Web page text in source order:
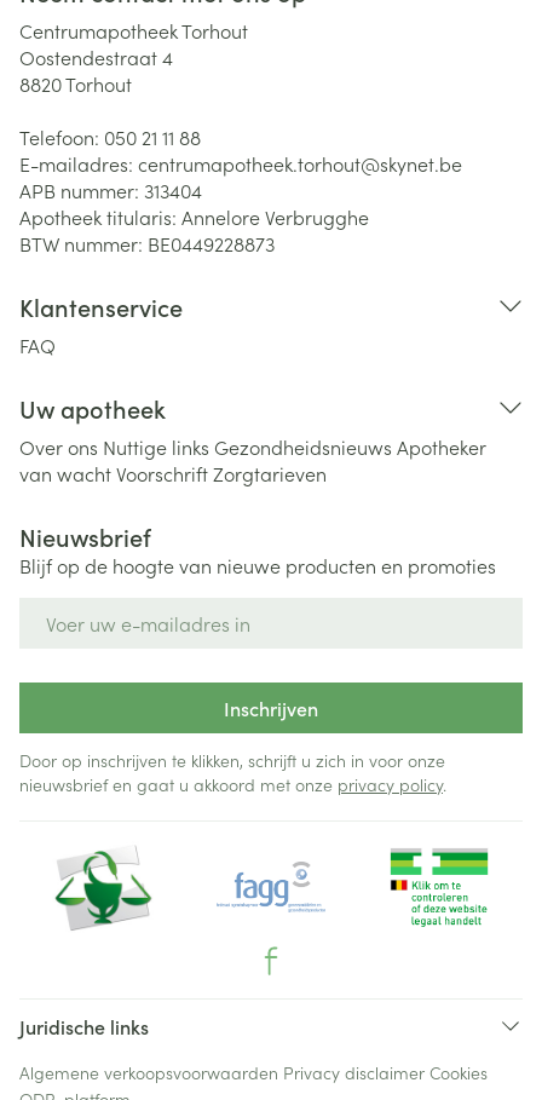
Centrumapotheek Torhout
Oostendestraat 4
8820Torhout
Telefoon: 050 21 11 88
E-mailadres: centrumapotheek.torhout@skynet.be
APB nummer: 313404
Apotheek titularis: Annelore Verbrugghe
BTW nummer: BE0449228873
Klantenservice
FAQ
Uw apotheek
Over ons Nuttige links Gezondheidsnieuws Apotheker
van wachtVoorschriftZorgtarieven
Nieuwsbrief
Blijf op de hoogte van nieuwe producten en promoties
Inschrijven
Door op inschrijven te klikken, schrijft u zich in voor onze
nieuwsbrief en gaat u akkoord met onze privacy policy.
Juridische links
Algemene verkoopsvoorwaarden Privacy disclaimer Cookies